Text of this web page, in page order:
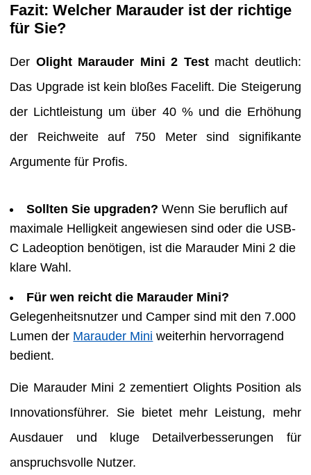
Fazit: Welcher Marauder ist der richtige
für Sie?
Der Olight Marauder Mini 2 Testmacht deutlich:
Das Upgrade ist kein bloßes Facelift. Die Steigerung
der Lichtleistung um über 40 % und die Erhöhung
der Reichweite auf 750 Meter sind signifikante
Argumente für Profis.
Sollten Sie upgraden? Wenn Sie beruflich auf
maximale Helligkeit angewiesen sind oder die USB-
C Ladeoption benötigen, ist die Marauder Mini 2 die
klare Wahl.
Für wen reicht die Marauder Mini?
Gelegenheitsnutzer und Camper sind mit den 7.000
Lumen der Marauder Mini weiterhin hervorragend
bedient.
Die Marauder Mini 2 zementiert Olights Position als
Innovationsführer. Sie bietet mehr Leistung, mehr
Ausdauer und kluge Detailverbesserungen für
anspruchsvolle Nutzer.